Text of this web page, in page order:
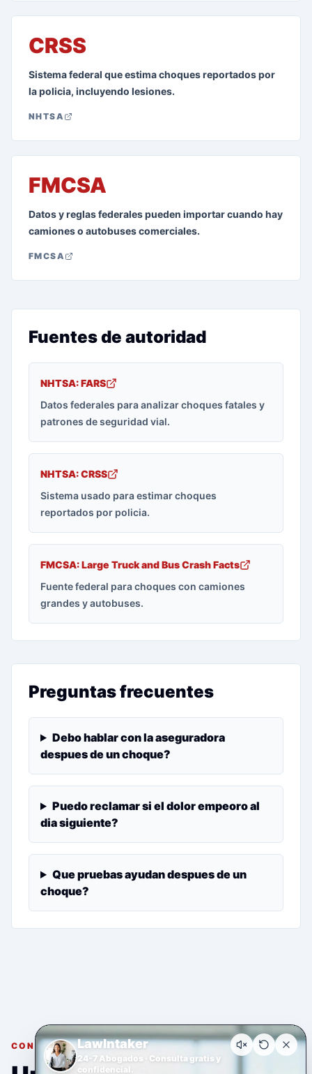
CRSS
Sistema federal que estima choques reportados por
la policia, incluyendo lesiones.
NHTSA
FMCSA
Datos y reglas federales pueden importar cuando hay
camiones o autobuses comerciales.
FMCSA
Fuentes de autoridad
NHTSA: FARS
Datos federales para analizar choques fatales y
patrones de seguridad vial.
NHTSA: CRSS
Sistema usado para estimar choques
reportados por policia.
FMCSA: Large Truck and Bus Crash Facts
Fuente federal para choques con camiones
grandes y autobuses.
Preguntas frecuentes
Debo hablar con la aseguradora
despues de un choque?
Puedo reclamar si el dolor empeoro al
dia siguiente?
Que pruebas ayudan despues de un
choque?
CONSULTA GRATUITA Y CONFIDENCIAL
LawIntaker
24-7 Abogados · Consulta gratis y
confidencial.